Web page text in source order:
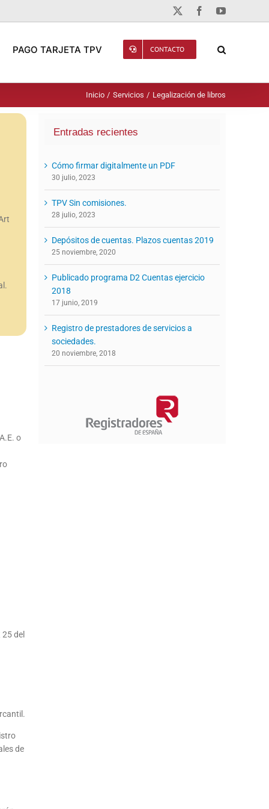
FacebookYouTube
PAGO TARJETA TPV CONTACTO
Inicio Servicios Legalización de libros
o
del
de
Entradas recientes
Cómo firmar digitalmente un PDF
30 julio, 2023
TPV Sin comisiones.
28 julio, 2023
Depósitos de cuentas. Plazos cuentas 2019
25 noviembre, 2020
Publicado programa D2 Cuentas ejercicio
2018
17 junio, 2019
Registro de prestadores de servicios a
sociedades.
20 noviembre, 2018